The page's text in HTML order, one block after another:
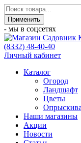
- мы в соцсетях
(8332) 48-40-40
Личный кабинет
Каталог
Огород
Ландшафт
Цветы
Наши магазины
Акции
Новости